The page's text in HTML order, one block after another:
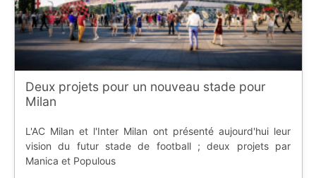
Deux projets pour un nouveau stade pour
Milan
L'AC Milan et l'Inter Milan ont présenté aujourd'hui leur
vision du futur stade de football ; deux projets par
Manica et Populous